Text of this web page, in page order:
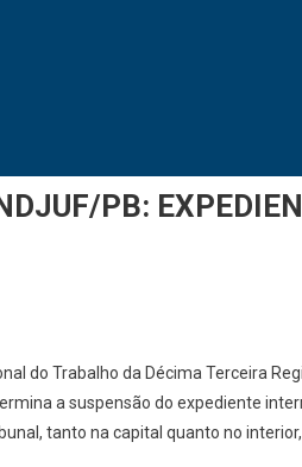
PB:
do Trabalho da Décima Terceira
a suspensão do expediente
tanto na capital quanto no